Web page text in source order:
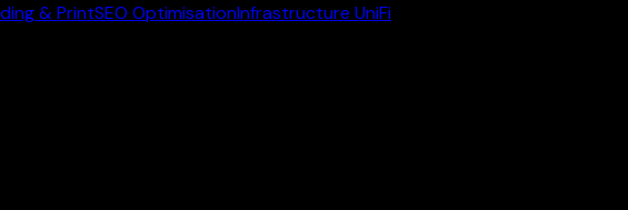
& PrintSEO OptimisationInfrastructure UniFi